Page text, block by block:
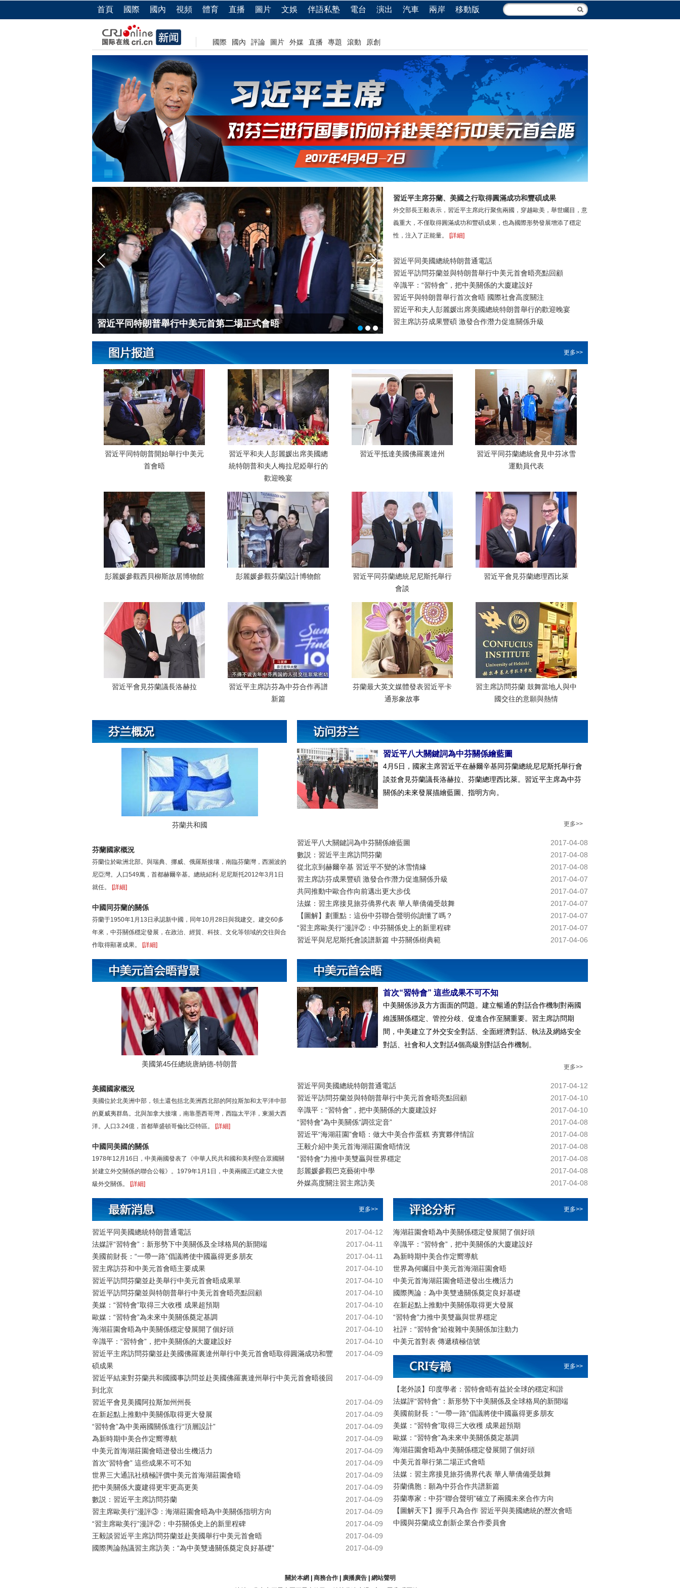
首頁 國際 國內 視頻 體育 直播 圖片 文娛 伴語私塾 電台 演出 汽車 兩岸 移動版
國際 國內 評論 圖片 外媒 直播 專題 滾動 原創
習近平同特朗普舉行中美元首第二場正式會晤 習近平同特朗普開始舉行中美元首會晤
習近平抵達美國佛羅裏達州
習近平主席芬蘭、美國之行取得圓滿成功和豐碩成果
外交部長王毅表示，習近平主席此行聚焦兩國，穿越歐美，舉世矚目，意
義重大，不僅取得圓滿成功和豐碩成果，也為國際形勢發展增添了穩定
性，注入了正能量。
[詳細]
習近平同美國總統特朗普通電話
習近平訪問芬蘭並與特朗普舉行中美元首會晤亮點回顧
辛識平：“習特會”，把中美關係的大廈建設好
習近平與特朗普舉行首次會晤 國際社會高度關注
習近平和夫人彭麗媛出席美國總統特朗普舉行的歡迎晚宴
習主席訪芬成果豐碩 激發合作潛力促進關係升級
更多>>
習近平同特朗普開始舉行中美元
首會晤
習近平和夫人彭麗媛出席美國總
統特朗普和夫人梅拉尼婭舉行的
歡迎晚宴
習近平抵達美國佛羅裏達州
習近平同芬蘭總統會見中芬冰雪
運動員代表
彭麗媛參觀西貝柳斯故居博物館 彭麗媛參觀芬蘭設計博物館
習近平同芬蘭總統尼尼斯托舉行
會談
習近平會見芬蘭總理西比萊
習近平會見芬蘭議長洛赫拉
習近平主席訪芬為中芬合作再譜
新篇
芬蘭最大英文媒體發表習近平卡
通形象故事
習主席訪問芬蘭 鼓舞當地人與中
國交往的意願與熱情
芬蘭共和國
芬蘭國家概況
芬蘭位於歐洲北部。與瑞典、挪威、俄羅斯接壤，南臨芬蘭灣，西瀕波的
尼亞灣。人口549萬，首都赫爾辛基。總統紹利·尼尼斯托2012年3月1日
就任。
[詳細]
中國同芬蘭的關係
芬蘭于1950年1月13日承認新中國，同年10月28日與我建交。建交60多
年來，中芬關係穩定發展，在政治、經貿、科技、文化等領域的交往與合
作取得顯著成果。
[詳細]
習近平八大關鍵詞為中芬關係繪藍圖
4月5日，國家主席習近平在赫爾辛基同芬蘭總統尼尼斯托舉行會
談並會見芬蘭議長洛赫拉、芬蘭總理西比萊。習近平主席為中芬
關係的未來發展描繪藍圖、指明方向。
更多>>
2017-04-08
習近平八大關鍵詞為中芬關係繪藍圖
2017-04-08
數説：習近平主席訪問芬蘭
2017-04-08
從北京到赫爾辛基 習近平不變的冰雪情緣
2017-04-07
習主席訪芬成果豐碩 激發合作潛力促進關係升級
2017-04-07
共同推動中歐合作向前邁出更大步伐
2017-04-07
法媒：習主席接見旅芬僑界代表 華人華僑備受鼓舞
2017-04-07
【圖解】劃重點：這份中芬聯合聲明你讀懂了嗎？
2017-04-07
“習主席歐美行”漫評②：中芬關係史上的新里程碑
2017-04-06
習近平與尼尼斯托會談譜新篇 中芬關係樹典範
美國第45任總統唐納德-特朗普
美國國家概況
美國位於北美洲中部，領土還包括北美洲西北部的阿拉斯加和太平洋中部
的夏威夷群島。北與加拿大接壤，南靠墨西哥灣，西臨太平洋，東瀕大西
洋。人口3.24億，首都華盛頓哥倫比亞特區。
[詳細]
中國同美國的關係
1978年12月16日，中美兩國發表了《中華人民共和國和美利堅合眾國關
於建立外交關係的聯合公報》。1979年1月1日，中美兩國正式建立大使
級外交關係。
[詳細]
首次“習特會” 這些成果不可不知
中美關係涉及方方面面的問題。建立暢通的對話合作機制對兩國
維護關係穩定、管控分歧、促進合作至關重要。習主席訪問期
間，中美建立了外交安全對話、全面經濟對話、執法及網絡安全
對話、社會和人文對話4個高級別對話合作機制。
更多>>
2017-04-12
習近平同美國總統特朗普通電話
2017-04-10
習近平訪問芬蘭並與特朗普舉行中美元首會晤亮點回顧
2017-04-10
辛識平：“習特會”，把中美關係的大廈建設好
2017-04-08
“習特會”為中美關係“調弦定音”
2017-04-08
習近平“海湖莊園”會晤：做大中美合作蛋糕 夯實夥伴情誼
2017-04-08
王毅介紹中美元首海湖莊園會晤情況
2017-04-08
“習特會”力推中美雙贏與世界穩定
2017-04-08
彭麗媛參觀巴克藝術中學
2017-04-08
外媒高度關注習主席訪美
更多>>
2017-04-12
習近平同美國總統特朗普通電話
2017-04-11
法媒評“習特會”：新形勢下中美關係及全球格局的新開端
2017-04-11
美國前財長：“一帶一路”倡議將使中國贏得更多朋友
2017-04-10
習主席訪芬和中美元首會晤主要成果
2017-04-10
習近平訪問芬蘭並赴美舉行中美元首會晤成果單
2017-04-10
習近平訪問芬蘭並與特朗普舉行中美元首會晤亮點回顧
2017-04-10
美媒：“習特會”取得三大收穫 成果超預期
2017-04-10
歐媒：“習特會”為未來中美關係奠定基調
2017-04-10
海湖莊園會晤為中美關係穩定發展開了個好頭
2017-04-10
辛識平：“習特會”，把中美關係的大廈建設好
2017-04-09
習近平主席訪問芬蘭並赴美國佛羅裏達州舉行中美元首會晤取得圓滿成功和豐
碩成果
2017-04-09
習近平結束對芬蘭共和國國事訪問並赴美國佛羅裏達州舉行中美元首會晤後回
到北京
2017-04-09
習近平會見美國阿拉斯加州州長
2017-04-09
在新起點上推動中美關係取得更大發展
2017-04-09
“習特會”為中美兩國關係進行“頂層設計”
2017-04-09
為新時期中美合作定嚮導航
2017-04-09
中美元首海湖莊園會晤迸發出生機活力
2017-04-09
首次“習特會” 這些成果不可不知
2017-04-09
世界三大通訊社積極評價中美元首海湖莊園會晤
2017-04-09
把中美關係大廈建得更牢更高更美
2017-04-09
數説：習近平主席訪問芬蘭
2017-04-09
習主席歐美行”漫評③：海湖莊園會晤為中美關係指明方向
2017-04-09
“習主席歐美行”漫評②：中芬關係史上的新里程碑
2017-04-09
王毅談習近平主席訪問芬蘭並赴美國舉行中美元首會晤
2017-04-09
國際輿論熱議習主席訪美：“為中美雙邊關係奠定良好基礎”
更多>>
海湖莊園會晤為中美關係穩定發展開了個好頭
辛識平：“習特會”，把中美關係的大廈建設好
為新時期中美合作定嚮導航
世界為何矚目中美元首海湖莊園會晤
中美元首海湖莊園會晤迸發出生機活力
國際輿論：為中美雙邊關係奠定良好基礎
在新起點上推動中美關係取得更大發展
“習特會”力推中美雙贏與世界穩定
社評：“習特會”給複雜中美關係加注動力
中美元首對表 傳遞積極信號
更多>>
【老外談】印度學者：習特會晤有益於全球的穩定和諧
法媒評“習特會”：新形勢下中美關係及全球格局的新開端
美國前財長：“一帶一路”倡議將使中國贏得更多朋友
美媒：“習特會”取得三大收穫 成果超預期
歐媒：“習特會”為未來中美關係奠定基調
海湖莊園會晤為中美關係穩定發展開了個好頭
中美元首舉行第二場正式會晤
法媒：習主席接見旅芬僑界代表 華人華僑備受鼓舞
芬蘭僑胞：願為中芬合作共譜新篇
芬蘭專家：中芬“聯合聲明”確立了兩國未來合作方向
【圖解天下】握手只為合作 習近平與美國總統的歷次會晤
中國與芬蘭成立創新企業合作委員會
關於本網 商務合作| 廣播廣告| 網站聲明